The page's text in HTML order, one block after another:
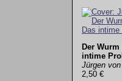
Der
intime
Jürgen
2,50 €